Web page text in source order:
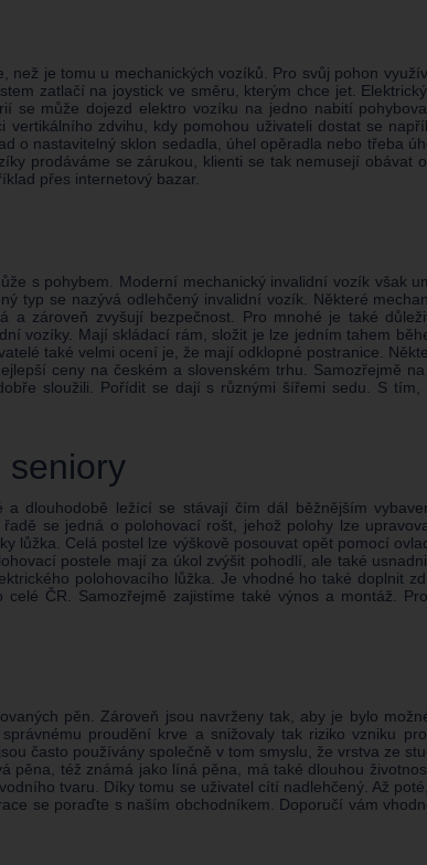
je tomu u mechanických vozíků. Pro svůj pohon
zatlačí na joystick ve směru, kterým chce jet.
se může dojezd elektro vozíku na jedno nabití
zdvihu, kdy pomohou uživateli dostat se
o nastavitelný sklon sedadla, úhel opěradla nebo třeba
prodáváme se zárukou, klienti se tak nemusejí obávat
přes internetový bazar.
s pohybem. Moderní mechanický invalidní vozík však
typ se nazývá odlehčený invalidní vozík. Některé
a zároveň zvyšují bezpečnost. Pro mnohé je také
vozíky. Mají skládací rám, složit je lze jedním tahem
také velmi ocení je, že mají odklopné postranice.
ceny na českém a slovenském trhu. Samozřejmě
sloužili. Pořídit se dají s různými šířemi sedu. S
seniory
dlouhodobě ležící se stávají čím dál běžnějším
se jedná o polohovací rošt, jehož polohy lze
lůžka. Celá postel lze výškově posouvat opět pomocí
postele mají za úkol zvýšit pohodlí, ale také
polohovacího lůžka. Je vhodné ho také doplnit
ČR. Samozřejmě zajistíme také výnos a montáž.
pěn. Zároveň jsou navrženy tak, aby je bylo
proudění krve a snižovaly tak riziko vzniku
často používány společně v tom smyslu, že vrstva ze
pěna, též známá jako líná pěna, má také dlouhou
tvaru. Díky tomu se uživatel cítí nadlehčený. Až
se poraďte s naším obchodníkem. Doporučí vám